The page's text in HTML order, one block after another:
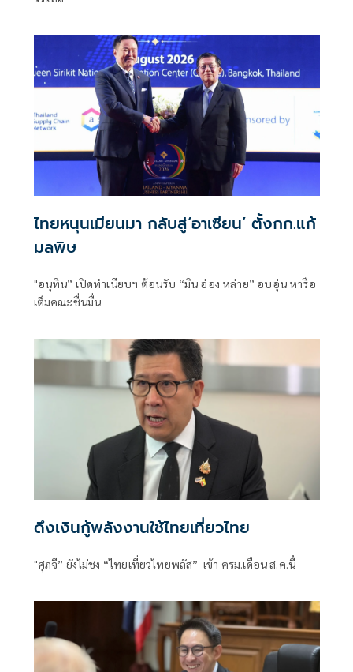
ไทยหนุนเมียนมา กลับสู่‘อาเซียน’ ตั้งกก.แก้
มลพิษ
"อนุทิน” เปิดทำเนียบฯ ต้อนรับ “มิน อ่อง หล่าย” อบอุ่น หารือ
เต็มคณะชื่นมื่น
ดึงเงินกู้พลังงานใช้ไทยเที่ยวไทย
"ศุภจี” ยังไม่ชง “ไทยเที่ยวไทยพลัส” เข้า ครม.เดือน ส.ค.นี้